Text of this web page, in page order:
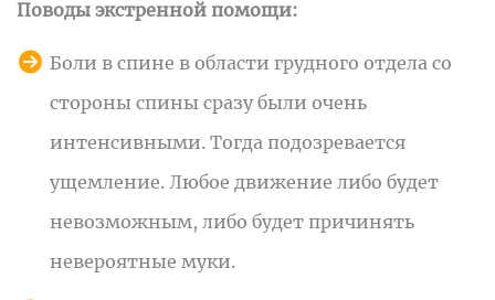
Поводы экстренной помощи:
Боли в спине в области грудного отдела со
стороны спины сразу были очень
интенсивными. Тогда подозревается
ущемление. Любое движение либо будет
невозможным, либо будет причинять
невероятные муки.